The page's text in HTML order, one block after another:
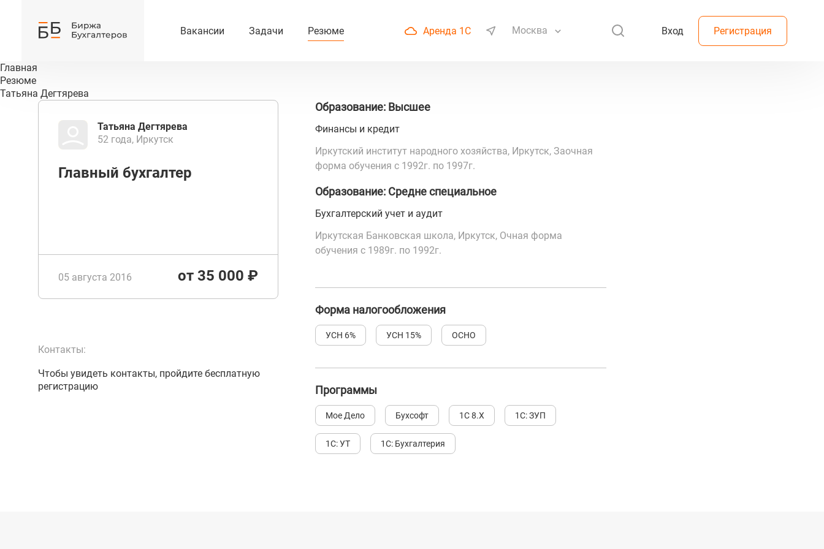
Вакансии Задачи Резюме Аренда 1С Москва Вход Регистрация
Главная
Резюме
Татьяна Дегтярева
Татьяна Дегтярева
52 года, Иркутск
Главный бухгалтер
05 августа 2016 от 35 000 ₽
Контакты:
Чтобы увидеть контакты, пройдите бесплатную
регистрацию
Образование: Высшее
Финансы и кредит
Иркутский институт народного хозяйства, Иркутск, Заочная
форма обучения с 1992г. по 1997г.
Образование: Средне специальное
Бухгалтерский учет и аудит
Иркутская Банковская школа, Иркутск, Очная форма
обучения с 1989г. по 1992г.
Форма налогообложения
УСН 6% УСН 15% ОСНО
Программы
Мое Дело Бухсофт 1С 8.Х 1С: ЗУП
1С: УТ 1С: Бухгалтерия